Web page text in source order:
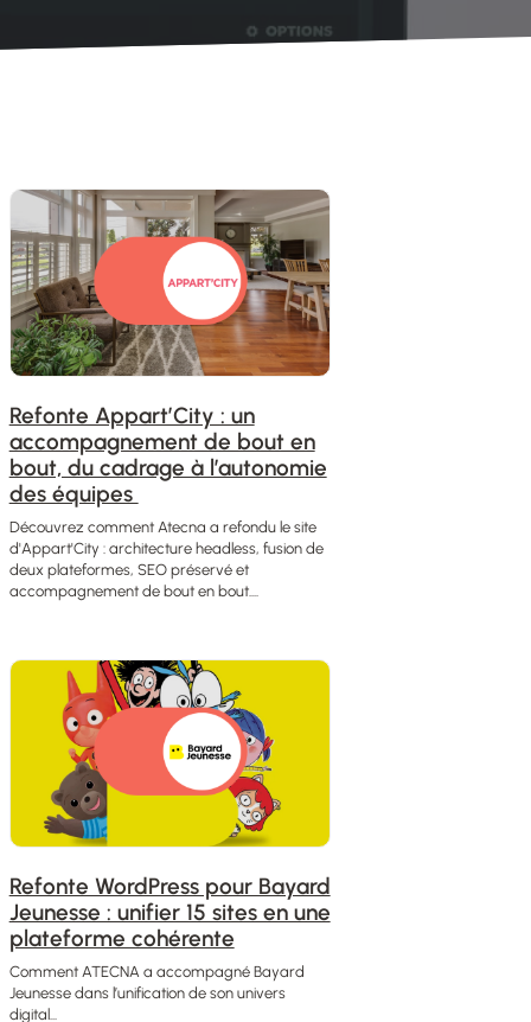
Refonte Appart’City : un
accompagnement de bout en
bout, du cadrage à l’autonomie
des équipes
Découvrez comment Atecna a refondu le site
d'Appart'City : architecture headless, fusion de
deux plateformes, SEO préservé et
accompagnement de bout en bout....
Refonte WordPress pour Bayard
Jeunesse : unifier 15 sites en une
plateforme cohérente
Comment ATECNA a accompagné Bayard
Jeunesse dans l’unification de son univers
digital...